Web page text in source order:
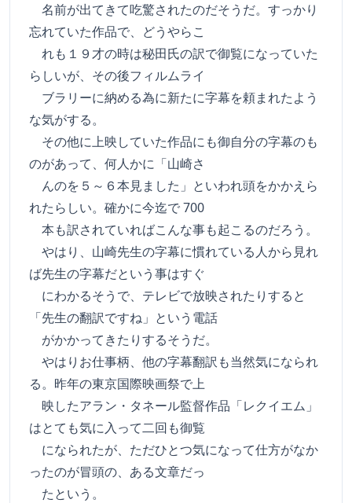
名前が出てきて吃驚されたのだそうだ。すっかり
忘れていた作品で、どうやらこ
れも１９才の時は秘田氏の訳で御覧になっていた
らしいが、その後フィルムライ
ブラリーに納める為に新たに字幕を頼まれたよう
な気がする。
その他に上映していた作品にも御自分の字幕のも
のがあって、何人かに「山崎さ
んのを５～６本見ました」といわれ頭をかかえら
れたらしい。確かに今迄で 700
本も訳されていればこんな事も起こるのだろう。
やはり、山崎先生の字幕に慣れている人から見れ
ば先生の字幕だという事はすぐ
にわかるそうで、テレビで放映されたりすると
「先生の翻訳ですね」という電話
がかかってきたりするそうだ。
やはりお仕事柄、他の字幕翻訳も当然気になられ
る。昨年の東京国際映画祭で上
映したアラン・タネール監督作品「レクイエム」
はとても気に入って二回も御覧
になられたが、ただひとつ気になって仕方がなか
ったのが冒頭の、ある文章だっ
たという。